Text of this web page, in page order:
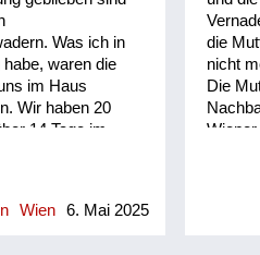
"Grabe, wo
eingesetzt
nützlich die
das zeigt
Text über die
in die
die moderne
Was ich in
waren die
im Haus
Wir haben 20
14 Tage im
sei Dank ist nichts
Wien 6. Mai 2025
die
nicht
Die